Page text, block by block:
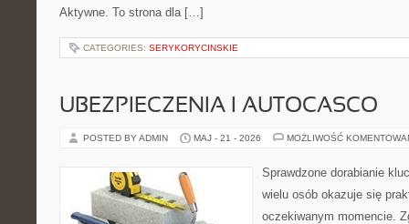
Aktywne. To strona dla […]
CATEGORIES: SERYKORYCINSKIE
UBEZPIECZENIA I AUTOCASCO
POSTED BY ADMIN MAJ - 21 - 2026 MOŻLIWOŚĆ
Sprawdzone dorabianie
wielu osób okazuje się
oczekiwanym momencie.